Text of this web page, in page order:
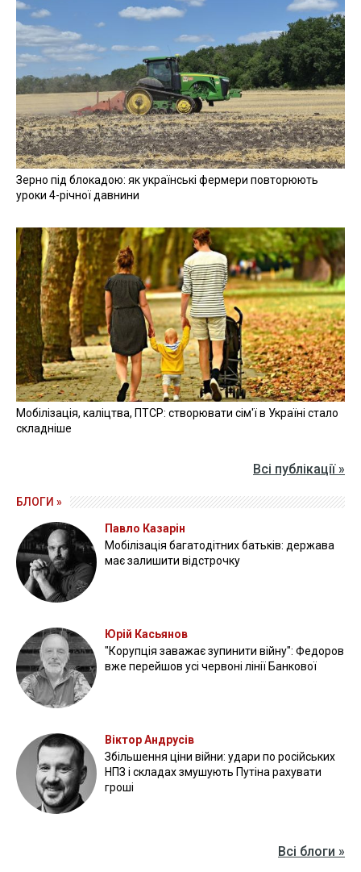
Зерно під блокадою: як українські фермери повторюють
уроки 4-річної давнини
Мобілізація, каліцтва, ПТСР: створювати сім'ї в Україні стало
складніше
Всі публікації »
БЛОГИ »
Павло Казарін
Мобілізація багатодітних батьків: держава
має залишити відстрочку
Юрій Касьянов
"Корупція заважає зупинити війну": Федоров
вже перейшов усі червоні лінії Банкової
Віктор Андрусів
Збільшення ціни війни: удари по російських
НПЗ і складах змушують Путіна рахувати
гроші
Всі блоги »